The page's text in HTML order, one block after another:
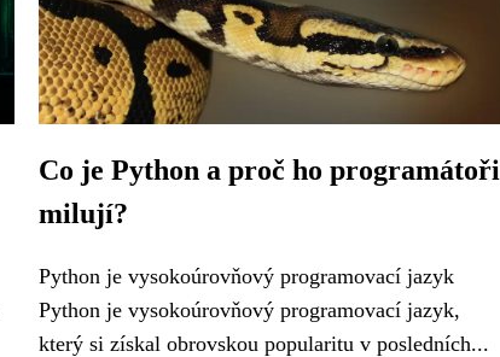
Co je Python a proč ho programátoři
milují?
Python je vysokoúrovňový programovací jazyk
Python je vysokoúrovňový programovací jazyk,
který si získal obrovskou popularitu v posledních...